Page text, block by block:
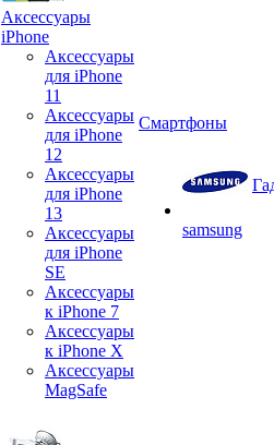
Аксессуары
iPhone
Аксессуары
для iPhone
11
Аксессуары
для iPhone
12
Аксессуары
для iPhone
13
Аксессуары
для iPhone
SE
Аксессуары
к iPhone 7
Аксессуары
к iPhone X
Аксессуары
MagSafe
Смартфоны
samsung